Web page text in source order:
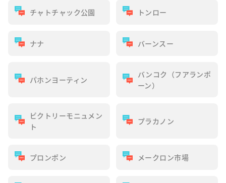
チャトチャック公園 トンロー
ナナ バーンスー
パホンヨーティン
バンコク（フアランポ
ーン）
ビクトリーモニュメン
ト
プラカノン
プロンポン メークロン市場